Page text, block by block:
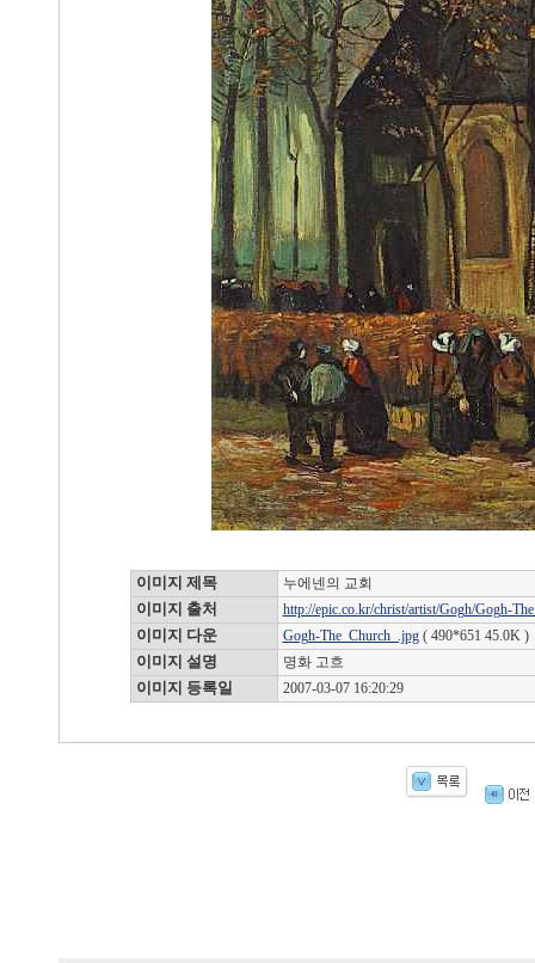
이미지 제목 누에넨의 교회
이미지 출처 http://epic.co.kr/christ/artist/Gogh/Gogh-
이미지 다운 Gogh-The_Church_.jpg( 490*651 45.0K )
이미지 설명 명화 고흐
이미지 등록일 2007-03-07 16:20:29